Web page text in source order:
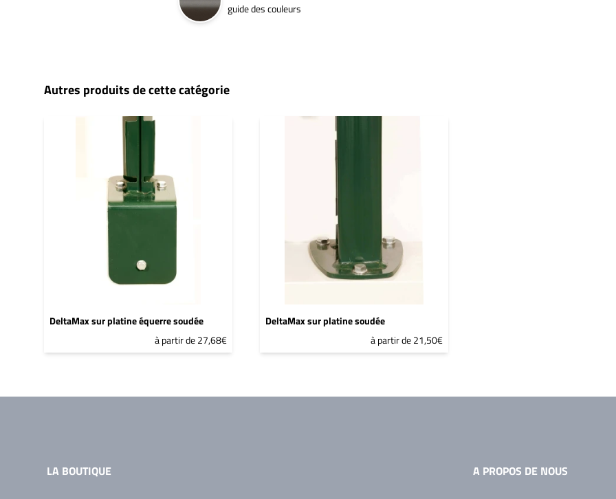
guide des couleurs
Autres produits de cette catégorie
DeltaMax sur platine équerre soudée
à partir de 27,68€
DeltaMax sur platine soudée
à partir de 21,50€
LA BOUTIQUE
A PROPOS DE NOUS